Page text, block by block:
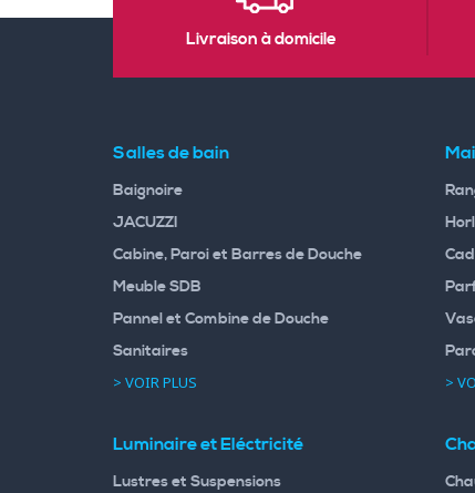
Livraison à domicile
Salles de bain
Baignoire
JACUZZI
Cabine, Paroi et Barres de Douche
Meuble SDB
Pannel et Combine de Douche
Sanitaires
> VOIR PLUS
>
Luminaire et Eléctricité
Lustres et Suspensions